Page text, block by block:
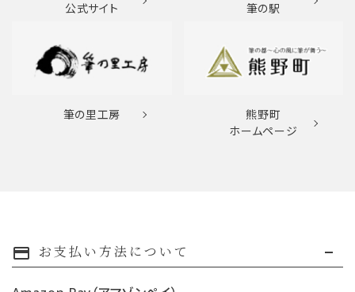
公式サイト
筆の駅
筆の里工房
熊野町
ホームページ
payment お支払い方法について